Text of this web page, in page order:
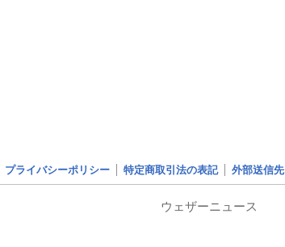
プライバシーポリシー 特定商取引法の表記 外部送信先
ウェザーニュース